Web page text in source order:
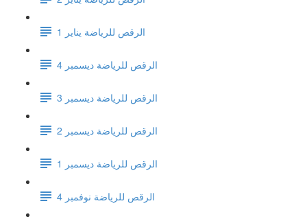
الرقص للرياضة يناير 1
الرقص للرياضة ديسمبر 4
الرقص للرياضة ديسمبر 3
الرقص للرياضة ديسمبر 2
الرقص للرياضة ديسمبر 1
الرقص للرياضة نوفمبر 4